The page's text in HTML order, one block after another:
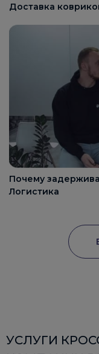
Доставка
Почему
Логистика
УСЛУГИ